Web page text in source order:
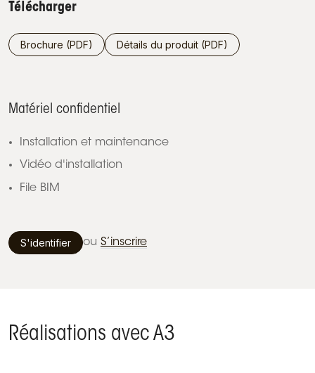
Télécharger
Brochure (PDF) Détails du produit (PDF)
Matériel confidentiel
Installation et maintenance
Vidéo d'installation
File BIM
S'identifier ou S’inscrire
Réalisations avec A3